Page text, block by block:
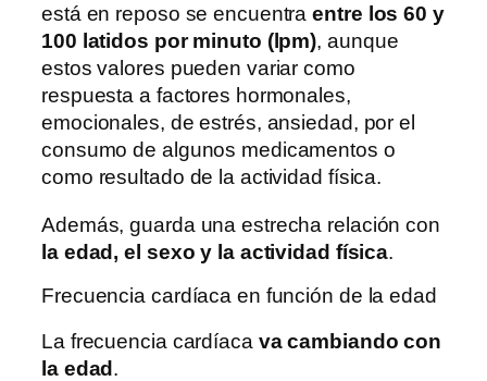
está en reposo se encuentraentre los 60 y
100 latidos por minuto (lpm), aunque
estos valores pueden variar como
respuesta a factores hormonales,
emocionales, de estrés, ansiedad, por el
consumo de algunos medicamentos o
como resultado de la actividad física.
Además, guarda una estrecha relación con
la edad, el sexo y la actividad física.
Frecuencia cardíaca en función de la edad
La frecuencia cardíaca va cambiando con
la edad.